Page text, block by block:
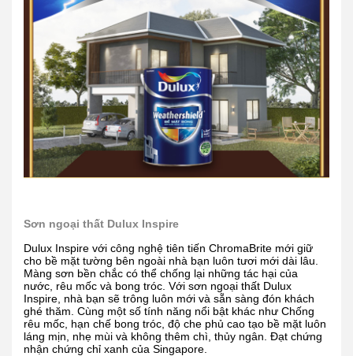
Sơn ngoại thất Dulux Inspire
Dulux Inspire với công nghệ tiên tiến ChromaBrite mới giữ
cho bề mặt tường bên ngoài nhà bạn luôn tươi mới dài lâu.
Màng sơn bền chắc có thể chống lại những tác hại của
nước, rêu mốc và bong tróc. Với sơn ngoại thất Dulux
Inspire, nhà bạn sẽ trông luôn mới và sẵn sàng đón khách
ghé thăm. Cùng một số tính năng nổi bật khác như Chống
rêu mốc, hạn chế bong tróc, độ che phủ cao tạo bề mặt luôn
láng mịn, nhẹ mùi và không thêm chì, thủy ngân. Đạt chứng
nhận chứng chỉ xanh của Singapore.